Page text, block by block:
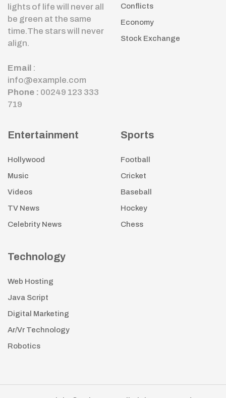
lights of life will never all
be green at the same
time.The stars will never
align.
Email :
info@example.com
Phone : 00249 123 333
719
Conflicts
Economy
Stock Exchange
Entertainment
Hollywood
Music
Videos
TV News
Celebrity News
Sports
Football
Cricket
Baseball
Hockey
Chess
Technology
Web Hosting
Java Script
Digital Marketing
Ar/Vr Technology
Robotics